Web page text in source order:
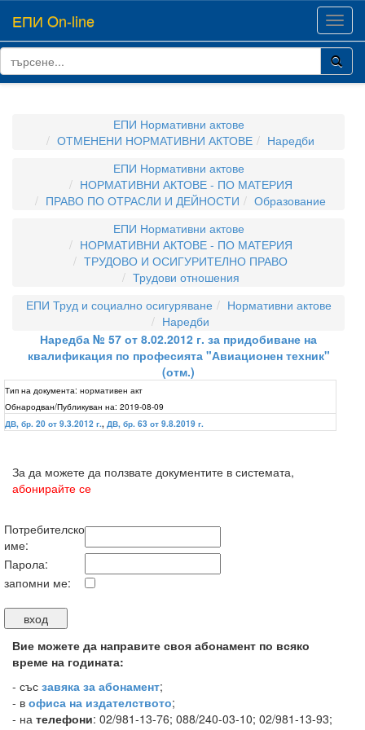
ЕПИ On-line
ЕПИ Нормативни актове
ОТМЕНЕНИ НОРМАТИВНИ АКТОВЕ
Наредби
ЕПИ Нормативни актове
НОРМАТИВНИ АКТОВЕ - ПО МАТЕРИЯ
ПРАВО ПО ОТРАСЛИ И ДЕЙНОСТИ
Образование
ЕПИ Нормативни актове
НОРМАТИВНИ АКТОВЕ - ПО МАТЕРИЯ
ТРУДОВО И ОСИГУРИТЕЛНО ПРАВО
Трудови отношения
ЕПИ Труд и социално осигуряване
Нормативни актове
Наредби
Наредба № 57 от 8.02.2012 г. за придобиване на
квалификация по професията "Авиационен техник"
(отм.)
Тип на документа: нормативен акт
Обнародван/Публикуван на: 2019-08-09
ДВ, бр. 20 от 9.3.2012 г., ДВ, бр. 63 от 9.8.2019 г.
За да можете да ползвате документите в системата,
абонирайте се
Потребителско
име:
Парола:
запомни ме:
Вие можете да направите своя абонамент по всяко
време на годината:
- със завяка за абонамент;
- в офиса на издателството;
- на телефони: 02/981-13-76; 088/240-03-10; 02/981-13-93;